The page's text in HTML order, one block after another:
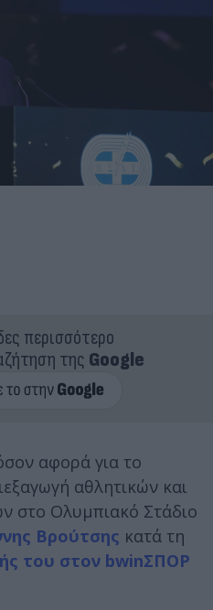
περισσότερο
της Google
αφορά για το
αθλητικών και
στο Ολυμπιακό Στάδιο
Βρούτσης κατά τη
του στον bwinΣΠΟΡ